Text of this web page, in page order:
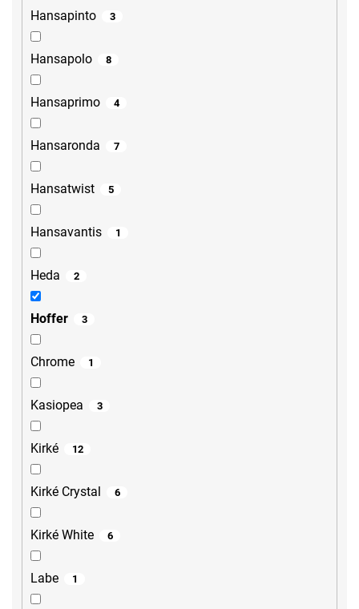
Hansapinto 3
Hansapolo 8
Hansaprimo 4
Hansaronda 7
Hansatwist 5
Hansavantis 1
Heda 2
Hoffer 3
Chrome 1
Kasiopea 3
Kirké 12
Kirké Crystal 6
Kirké White 6
Labe 1